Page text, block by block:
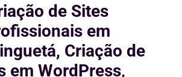
de Sites
em
Criação de
em WordPress,